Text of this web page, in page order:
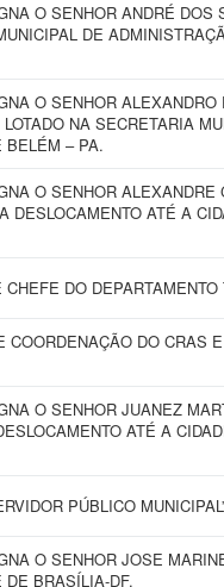
O SENHOR ANDRÉ DOS
DE
O SENHOR ALEXANDRO
NA SECRETARIA
BELÉM – PA.
O SENHOR ALEXANDRE
DESLOCAMENTO ATÉ A
DO DEPARTAMENTO
DO CRAS
O SENHOR JUANEZ
ATÉ A
PÚBLICO
O SENHOR JOSE
DE BRASÍLIA-DF.